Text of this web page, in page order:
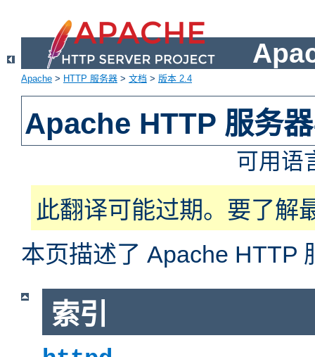
Apache > HTTP 服务器 > 文档 > 版本 2.4
Apache HTTP 服务
可用语
此翻译可能过期。要了解
本页描述了 Apache HTTP
索引